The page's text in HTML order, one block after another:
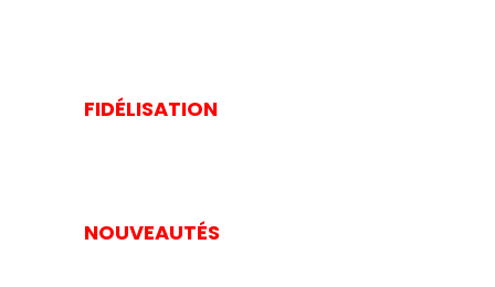
FIDÉLISATION
NOUVEAUTÉS